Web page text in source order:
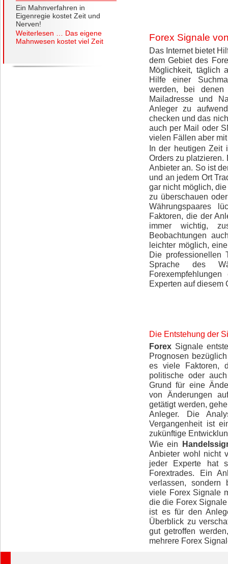
Forex Signale
Das Internet bietet
dem Gebiet des
Möglichkeit, täglich
Hilfe einer
werden, bei
Mailadresse und
Anleger zu
checken und das
auch per Mail oder
vielen Fällen aber
In der heutigen Zeit
Orders zu
Anbieter an. So ist
und an jedem Ort
gar nicht möglich,
zu überschauen
Währungspaares
Faktoren, die der
immer wichtig,
Beobachtungen
leichter möglich,
Die professionellen
Sprache des
Experten auf diesem
Die Entstehung der
Forex Signale
Prognosen
es viele Faktoren,
politische oder
Grund für eine
von Änderungen
getätigt werden,
Anleger. Die
Vergangenheit ist
zukünftige
Wie ein
Anbieter wohl nicht
jeder Experte hat
Forextrades. Ein
verlassen, sondern
viele Forex Signale
die die Forex
ist es für den
Überblick zu
gut getroffen
mehrere Forex
Ein Mahnverfahren in
Eigenregie kostet Zeit und
Nerven!
Weiterlesen … Das eigene
Mahnwesen kostet viel Zeit